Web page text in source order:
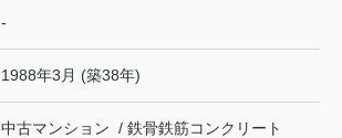
-
1988年3月 (築38年)
中古マンション / 鉄骨鉄筋コンクリート